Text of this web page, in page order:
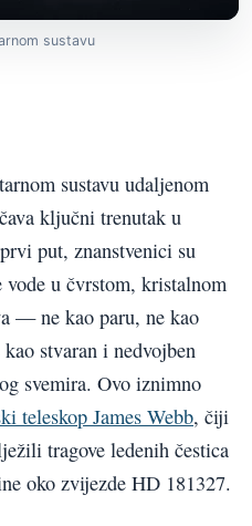
sustavu
sustavu udaljenom
ključni trenutak u
put, znanstvenici su
u čvrstom, kristalnom
— ne kao paru, ne kao
stvaran i nedvojben
svemira. Ovo iznimno
teleskop James Webb, čiji
tragove ledenih čestica
oko zvijezde HD 181327.